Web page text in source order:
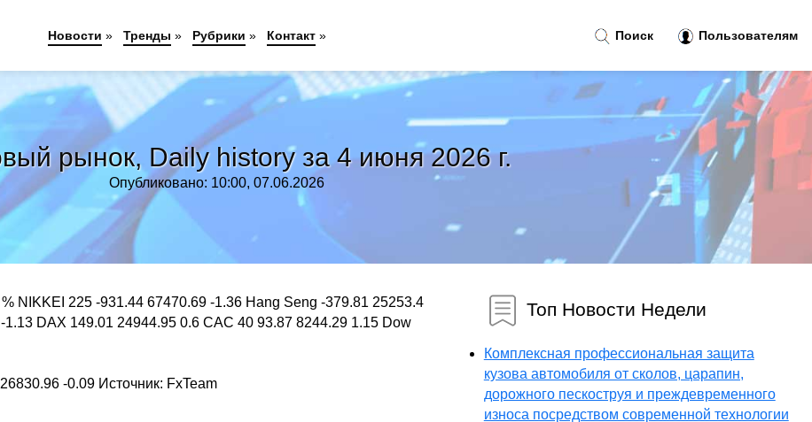
рынок, Daily history за 4 июня 2026 г.
Опубликовано: 10:00, 07.06.2026
NIKKEI 225 -931.44 67470.69 -1.36 Hang Seng -379.81 25253.4
DAX 149.01 24944.95 0.6 CAC 40 93.87 8244.29 1.15 Dow
-0.09 Источник: FxTeam
Топ Новости Недели
Комплексная профессиональная защита
кузова автомобиля от сколов, царапин,
дорожного пескоструя и преждевременного
износа посредством современной технологии
Поиск Пользователям
Новости » Тренды » Рубрики » Контакт»